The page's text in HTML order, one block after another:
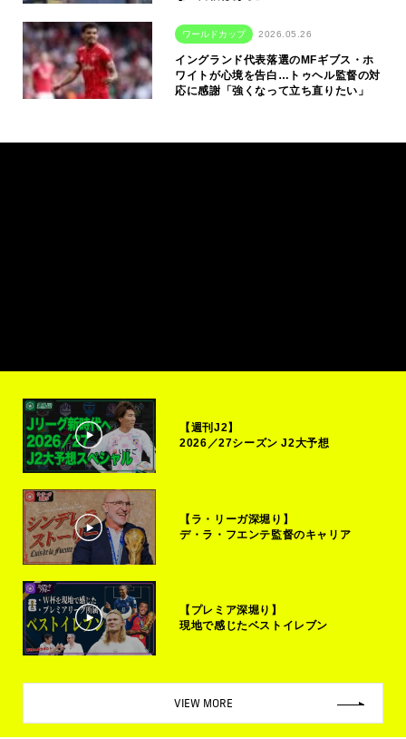
ワールドカップ 2026.05.26
イングランド代表落選のMFギブス・ホ
ワイトが心境を告白…トゥヘル監督の対
応に感謝「強くなって立ち直りたい」
【週刊J2】
2026／27シーズン J2大予想
【ラ・リーガ深堀り】
デ・ラ・フエンテ監督のキャリア
【プレミア深堀り】
現地で感じたベストイレブン
VIEW MORE